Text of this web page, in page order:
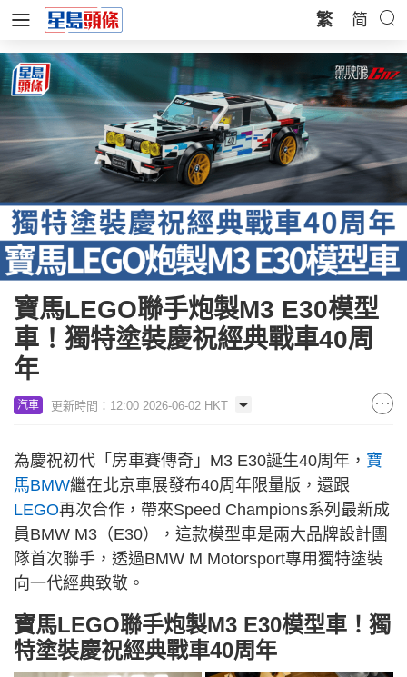
繁 简
寶馬LEGO聯手炮製M3 E30模型
車！獨特塗裝慶祝經典戰車40周
年
汽車 更新時間：12:00 2026-06-02 HKT
為慶祝初代「房車賽傳奇」M3 E30誕生40周年， 寶
馬BMW繼在北京車展發布40周年限量版，還跟
LEGO再次合作，帶來Speed Champions系列最新成
員BMW M3（E30），這款模型車是兩大品牌設計團
隊首次聯手，透過BMW M Motorsport專用獨特塗裝
向一代經典致敬。
寶馬LEGO聯手炮製M3 E30模型車！獨
特塗裝慶祝經典戰車40周年